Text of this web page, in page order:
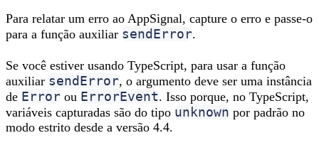
Para relatar um erro ao AppSignal, capture o erro e passe-o
para a função auxiliar sendError.
Se você estiver usando TypeScript, para usar a função
auxiliar sendError, o argumento deve ser uma instância
de Error ou ErrorEvent. Isso porque, no TypeScript,
variáveis capturadas são do tipo unknown por padrão no
modo estrito desde a versão 4.4.